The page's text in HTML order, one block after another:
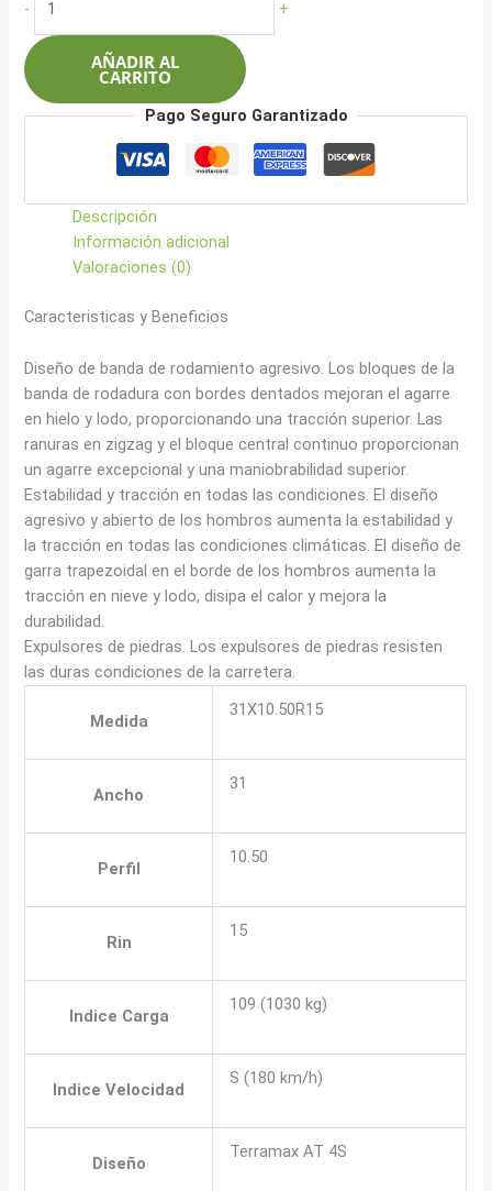
$666.900.
-
LT31X10.50R15
109S
Terramax
AT
+
AÑADIR AL
CARRITO
Pago Seguro Garantizado
Descripción
Información adicional
Valoraciones (0)
Caracteristicas y Beneficios
Diseño de banda de rodamiento agresivo. Los bloques de la
banda de rodadura con bordes dentados mejoran el agarre
en hielo y lodo, proporcionando una tracción superior. Las
ranuras en zigzag y el bloque central continuo proporcionan
un agarre excepcional y una maniobrabilidad superior.
Estabilidad y tracción en todas las condiciones. El diseño
agresivo y abierto de los hombros aumenta la estabilidad y
la tracción en todas las condiciones climáticas. El diseño de
garra trapezoidal en el borde de los hombros aumenta la
tracción en nieve y lodo, disipa el calor y mejora la
durabilidad.
Expulsores de piedras. Los expulsores de piedras resisten
las duras condiciones de la carretera.
Medida
31X10.50R15
Ancho
31
Perfil
10.50
Rin
15
Indice Carga
109 (1030 kg)
Indice Velocidad
S (180 km/h)
Diseño
Terramax AT 4S